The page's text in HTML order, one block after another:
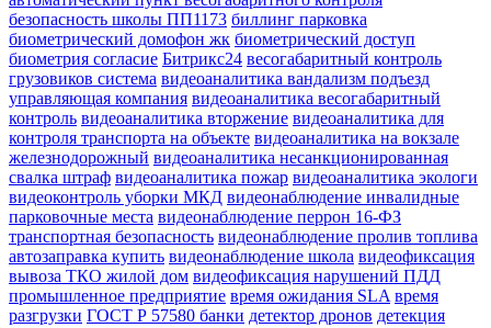
безопасность школы ПП1173 биллинг парковка
биометрический домофон жк биометрический доступ
биометрия согласие Битрикс24 весогабаритный контроль
грузовиков система видеоаналитика вандализм подъезд
управляющая компания видеоаналитика весогабаритный
контроль видеоаналитика вторжение видеоаналитика для
контроля транспорта на объекте видеоаналитика на вокзале
железнодорожный видеоаналитика несанкционированная
свалка штраф видеоаналитика пожар видеоаналитика экологи
видеоконтроль уборки МКД видеонаблюдение инвалидные
парковочные места видеонаблюдение перрон 16-ФЗ
транспортная безопасность видеонаблюдение пролив топлива
автозаправка купить видеонаблюдение школа видеофиксация
вывоза ТКО жилой дом видеофиксация нарушений ПДД
промышленное предприятие время ожидания SLA время
разгрузки ГОСТ Р 57580 банки детектор дронов детекция